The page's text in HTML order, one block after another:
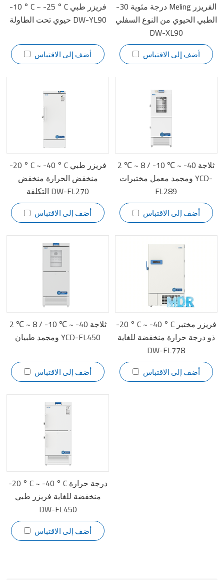
-10 ° C ~ -25 ° C فريزر طبي
حيوي تحت الطاولة DW-YL90
أضف إلى الاقتباس
-30 درجة مئوية Meling الفريزر
الطبي الحيوي من النوع السفلي
DW-XL90
أضف إلى الاقتباس
-20 ° C ~ -40 ° C فريزر طبي
منخفض الحرارة منخفض
التكلفة DW-FL270
أضف إلى الاقتباس
2 ℃ ~ 8 / -10 ℃ ~ -40 ثلاجة
ومجمد معمل مختبرات YCD-
FL289
أضف إلى الاقتباس
2 ℃ ~ 8 / -10 ℃ ~ -40 ثلاجة
ومجمد طبيان YCD-FL450
أضف إلى الاقتباس
-20 ° C ~ -40 ° C فريزر مختبر
ذو درجة حرارة منخفضة للغاية
DW-FL778
أضف إلى الاقتباس
-20 ° C ~ -40 ° C درجة حرارة
منخفضة للغاية فريزر طبي
DW-FL450
أضف إلى الاقتباس